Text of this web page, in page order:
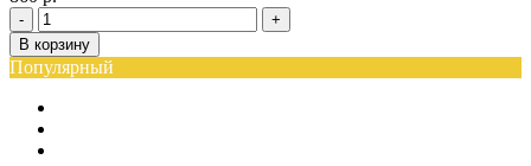
-
+
В корзину
Популярный